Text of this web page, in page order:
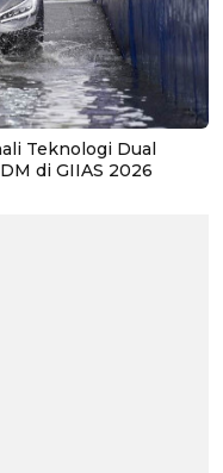
Teknologi Dual
di GIIAS 2026